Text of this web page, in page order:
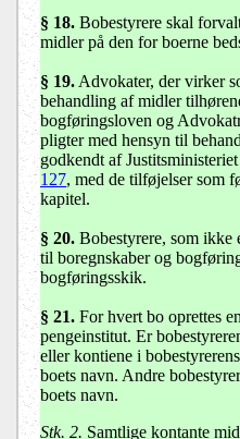
§ 18. Bobestyrere skal
midler på den for boerne
§ 19.Advokater, der virker
behandling af midler
bogføringsloven og
pligter med hensyn til
godkendt af
127, med de tilføjelser som
kapitel.
§ 20. Bobestyrere, som ikke
til boregnskaber og
bogføringsskik.
§ 21. For hvert bo oprettes
pengeinstitut. Er
eller kontiene i
boets navn. Andre
boets navn.
Stk. 2. Samtlige kontante